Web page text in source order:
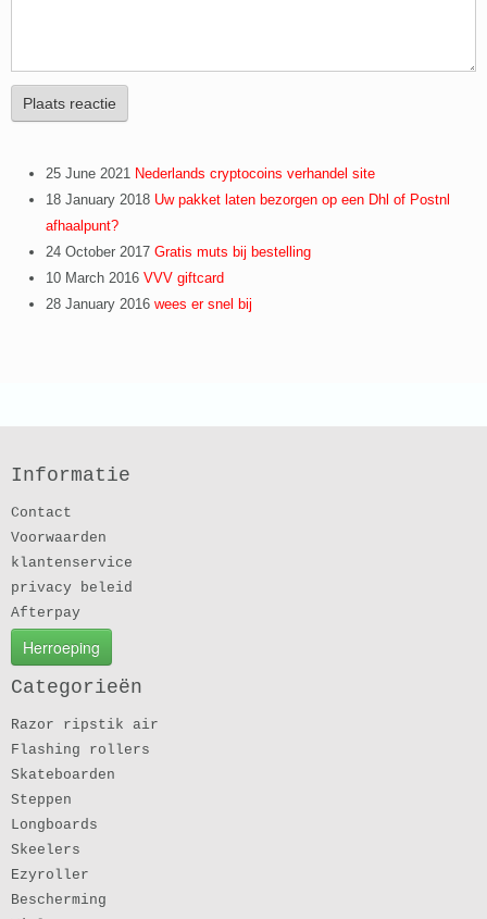
Plaats reactie
25 June 2021 Nederlands cryptocoins verhandel site
18 January 2018 Uw pakket laten bezorgen op een Dhl of Postnl
afhaalpunt?
24 October 2017 Gratis muts bij bestelling
10 March 2016 VVV giftcard
28 January 2016 wees er snel bij
Informatie
Contact
Voorwaarden
klantenservice
privacy beleid
Afterpay
Herroeping
Categorieën
Razor ripstik air
Flashing rollers
Skateboarden
Steppen
Longboards
Skeelers
Ezyroller
Bescherming